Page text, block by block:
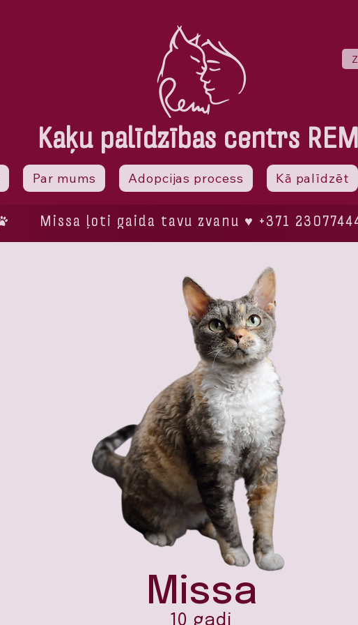
Kaķu palīdzības centrs
Par mums Adopcijas process Kā palīdzēt
Missa ļoti gaida tavu zvanu ♥ +371
Missa
10 gadi